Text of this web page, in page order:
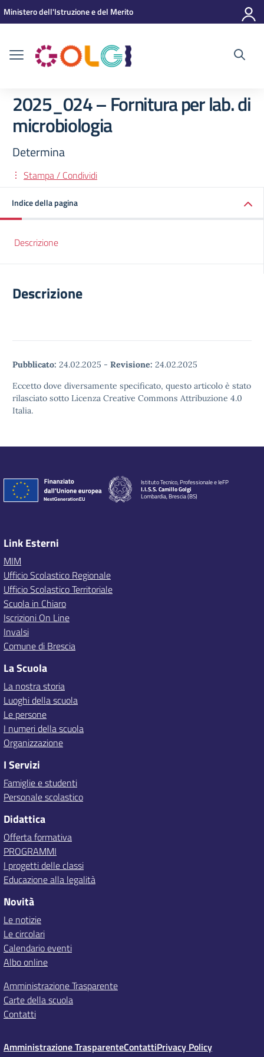
Vai ai contenuti
Vai al menu di navigazione
Vai al footer
Ministero dell'Istruzione e del Merito
2025_024 – Fornitura per lab. di
microbiologia
Determina
Stampa / Condividi
Indice della pagina
Descrizione
Descrizione
Pubblicato: 24.02.2025 - Revisione: 24.02.2025
Eccetto dove diversamente specificato, questo articolo è stato
rilasciato sotto Licenza Creative Commons Attribuzione 4.0
Italia.
Istituto Tecnico, Professionale e IeFP
I.I.S.S. Camillo Golgi
Lombardia, Brescia (BS)
Link Esterni
MIM
Ufficio Scolastico Regionale
Ufficio Scolastico Territoriale
Scuola in Chiaro
Iscrizioni On Line
Invalsi
Comune di Brescia
La Scuola
La nostra storia
Luoghi della scuola
Le persone
I numeri della scuola
Organizzazione
I Servizi
Famiglie e studenti
Personale scolastico
Didattica
Offerta formativa
PROGRAMMI
I progetti delle classi
Educazione alla legalità
Novità
Le notizie
Le circolari
Calendario eventi
Albo online
Amministrazione Trasparente
Carte della scuola
Contatti
Amministrazione TrasparenteContattiPrivacy Policy